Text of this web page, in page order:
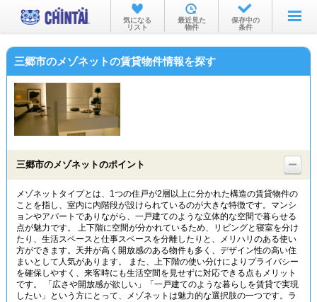
お部屋を探す
沿線・駅から
物件特集から
TOP
気になる
リスト
最近見た
物件
保存中の
条件
三郷市のメゾネットの賃貸物件情報を探す
三郷市のメゾネットのポイント
メゾネットタイプとは、1つの住戸が2層以上に分かれた構造の賃貸物件の
ことを指し、室内に内階段が設けられているのが大きな特徴です。マンシ
ョンやアパートでありながら、一戸建てのような立体的な空間で暮らせる
点が魅力です。 上下階に空間が分かれているため、リビングと寝室を分け
たり、生活スペースと仕事スペースを分離したりと、メリハリのある使い
方ができます。天井が高く開放感のある物件も多く、デザイン性の高い住
まいとして人気があります。 また、上下階の使い分けによりプライバシー
を確保しやすく、来客時にも生活空間を見せずに対応できる点もメリット
です。 「広さや開放感が欲しい」「一戸建てのような暮らしを賃貸で実現
したい」という方にとって、メゾネットは魅力的な選択肢の一つです。ラ